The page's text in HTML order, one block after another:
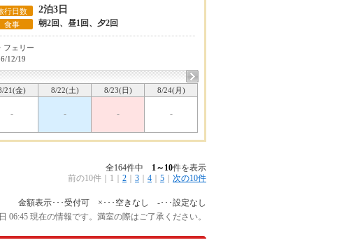
行日数 2泊3日
食事 朝2回、昼1回、夕2回
フェリー
12/19
21(金) 8/22(土) 8/23(日) 8/24(月)
- - - -
全164件中 1～10件を表示
前の10件
1 2 3 4 5 次の10件
金額表示･･･受付可 ×･･･空きなし -･･･設定なし
06:45 現在の情報です。満室の際はご了承ください。